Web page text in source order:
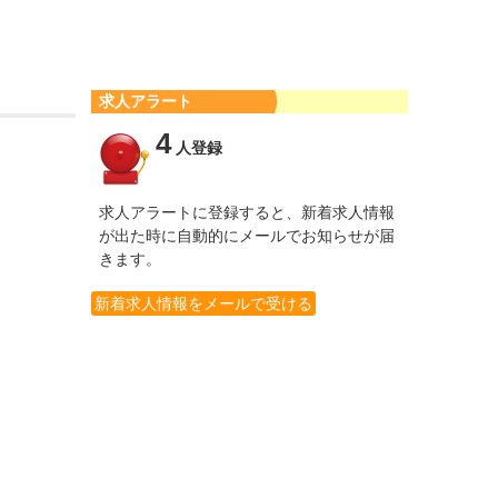
求人アラート
4人登録
求人アラートに登録すると、新着求人情報
が出た時に自動的にメールでお知らせが届
きます。
新着求人情報をメールで受ける